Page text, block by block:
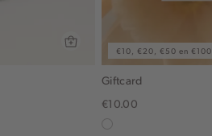
€10, €20, €50 en €100
Giftcard
€10.00